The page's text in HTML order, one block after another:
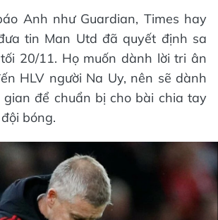
Anh như Guardian, Times hay
tin Man Utd đã quyết định sa
20/11. Họ muốn dành lời tri ân
HLV người Na Uy, nên sẽ dành
để chuẩn bị cho bài chia tay
bóng.